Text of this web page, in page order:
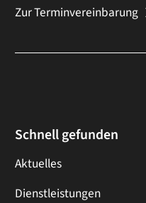
Zur Terminvereinbarung
Schnell gefunden
Aktuelles
Dienstleistungen